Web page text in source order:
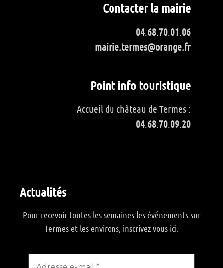
Contacter la mairie
04.68.70.01.06
mairie.termes@orange.fr
Point info touristique
Accueil du château de Termes :
04.68.70.09.20
Actualités
Pour recevoir toutes les semaines les événements sur
Termes et les environs, inscrivez-vous ici.